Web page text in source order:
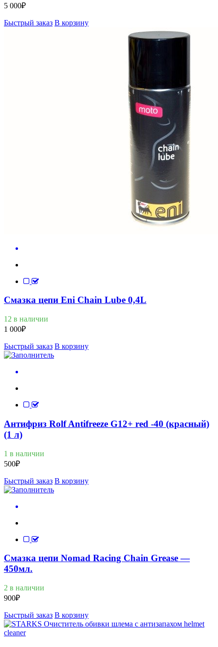
5 000₽
Быстрый заказ В корзину
Смазка цепи Eni Chain Lube 0,4L
12 в наличии
1 000₽
Быстрый заказ В корзину
Антифриз Rolf Antifreeze G12+ red -40 (красный)
(1 л)
1 в наличии
500₽
Быстрый заказ В корзину
Смазка цепи Nomad Racing Chain Grease —
450мл.
2 в наличии
900₽
Быстрый заказ В корзину